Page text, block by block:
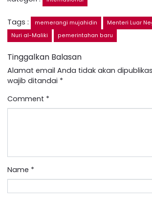
Tags : memerangi mujahidin
Menteri Luar
Nuri al-Maliki
pemerintahan baru
Tinggalkan Balasan
Alamat email Anda tidak akan
wajib ditandai *
Comment *
Name *